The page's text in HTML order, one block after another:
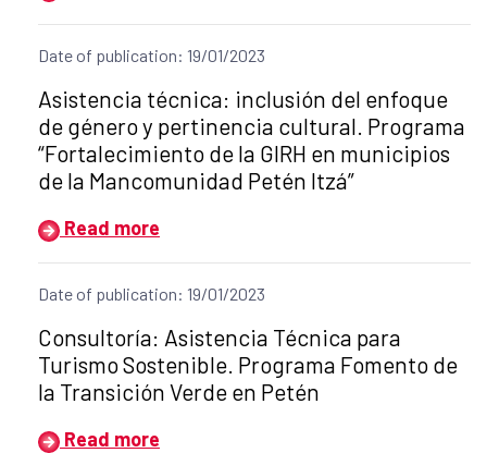
Date of publication: 19/01/2023
Title of the announcement:
Asistencia técnica: inclusión del enfoque
de género y pertinencia cultural. Programa
“Fortalecimiento de la GIRH en municipios
de la Mancomunidad Petén Itzá”
Read more
Date of publication: 19/01/2023
Title of the announcement:
Consultoría: Asistencia Técnica para
Turismo Sostenible. Programa Fomento de
la Transición Verde en Petén
Read more